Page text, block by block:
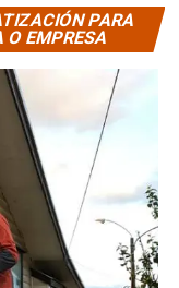
PARA
O EMPRESA